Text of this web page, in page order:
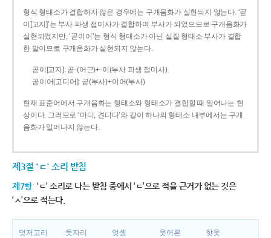
형식 형태소가 결합하지 않은 경우에는 구개음화가 실현되지 않는다. ‘곧
이[고지]’는 부사 파생 접미사가 결합하여 부사가 되었으므로 구개음화가
실현되었지만, ‘곧이어’는 형식 형태소가 아닌 실질 형태소 부사가 결합
한 말이므로 구개음화가 실현되지 않는다.
곧이[고지]: 곧-­(어근)+­-이(부사 파생 접미사)
곧이어[고디어]: 곧(부사)+이어(부사)
현재 표준어에서 구개음화는 형태소와 형태소가 결합할 때 일어나는 현
상이다. 그러므로 ‘마디, 견디다’와 같이 하나의 형태소 내부에서는 구개
음화가 일어나지 않는다.
제3절 'ㄷ' 소리 받침
제7항 ‘ㄷ’ 소리로 나는 받침 중에서 ‘ㄷ’으로 적을 근거가 없는 것은
‘ㅅ’으로 적는다.
덧저고리 돗자리 엇셈 웃어른
핫옷